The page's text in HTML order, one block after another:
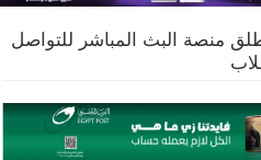
تطلق منصة البث المباشر للتواصل